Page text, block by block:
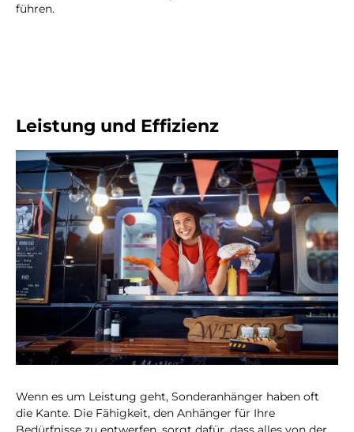
führen.
Leistung und Effizienz
Wenn es um Leistung geht, Sonderanhänger haben oft
die Kante. Die Fähigkeit, den Anhänger für Ihre